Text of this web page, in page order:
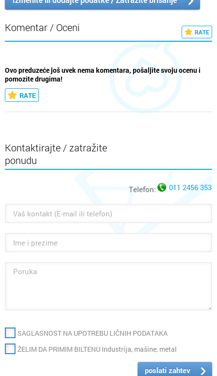
Komentar / Oceni RATE
Ovo preduzeće još uvek nema komentara, pošaljite svoju ocenu i
pomozite drugima!
RATE
Kontaktirajte / zatražite
ponudu
Telefon: 011 2456 353
SAGLASNOST NA UPOTREBU LIČNIH PODATAKA
ŽELIM DA PRIMIM BILTENU Industrija, mašine, metal
poslati zahtev